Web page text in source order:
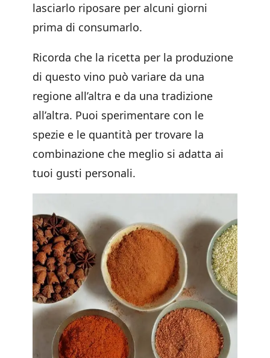
lasciarlo riposare per alcuni giorni
prima di consumarlo.
Ricorda che la ricetta per la produzione
di questo vino può variare da una
regione all’altra e da una tradizione
all’altra. Puoi sperimentare con le
spezie e le quantità per trovare la
combinazione che meglio si adatta ai
tuoi gusti personali.